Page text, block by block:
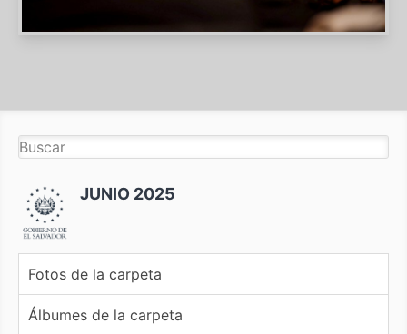
JUNIO 2025
Fotos de la carpeta
Álbumes de la carpeta